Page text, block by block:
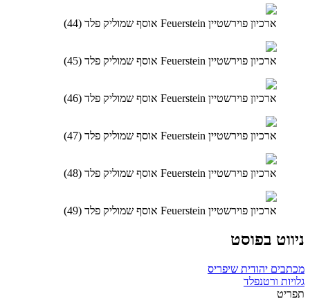
ארכיון פוירשטיין Feuerstein אוסף שמוליק פלד (44)
ארכיון פוירשטיין Feuerstein אוסף שמוליק פלד (45)
ארכיון פוירשטיין Feuerstein אוסף שמוליק פלד (46)
ארכיון פוירשטיין Feuerstein אוסף שמוליק פלד (47)
ארכיון פוירשטיין Feuerstein אוסף שמוליק פלד (48)
ארכיון פוירשטיין Feuerstein אוסף שמוליק פלד (49)
ניווט בפוסט
מכתבים יהודית שיפריס
גלויות ורטנפלד
תפריט